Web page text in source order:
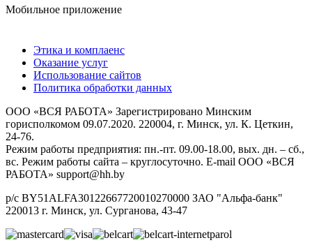
Мобильное приложение
Этика и комплаенс
Оказание услуг
Использование сайтов
Политика обработки данных
ООО «ВСЯ РАБОТА» Зарегистрировано Минским
горисполкомом 09.07.2020. 220004, г. Минск, ул. К. Цеткин,
24-76.
Режим работы предприятия: пн.-пт. 09.00-18.00, вых. дн. – сб.,
вс. Режим работы сайта – круглосуточно. E-mail ООО «ВСЯ
РАБОТА» support@hh.by
р/с BY51ALFA30122667720010270000 ЗАО "Альфа-банк"
220013 г. Минск, ул. Сурганова, 43‑47